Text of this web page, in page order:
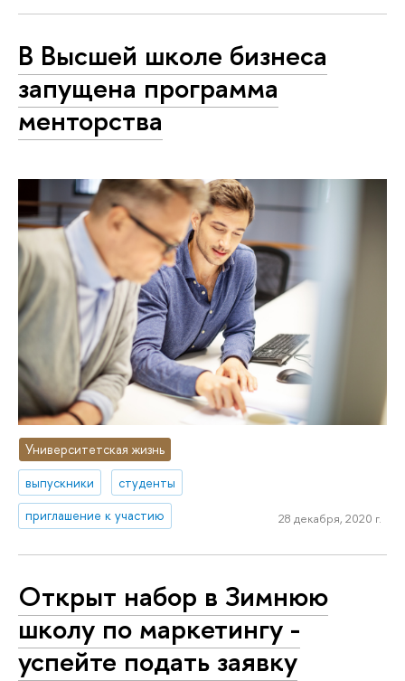
В Высшей школе бизнеса
запущена программа
менторства
Университетская жизнь
выпускники
студенты
приглашение к участию
28 декабря, 2020 г.
Открыт набор в Зимнюю
школу по маркетингу -
успейте подать заявку